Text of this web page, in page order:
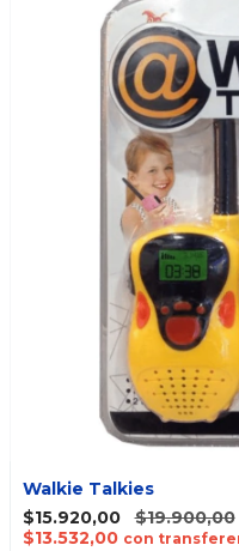
Walkie Talkies
$15.920,00
$19.900,00
$13.532,00 con